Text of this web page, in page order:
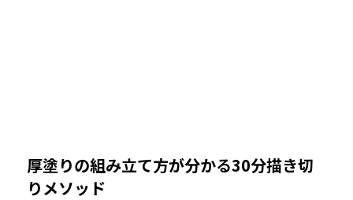
厚塗りの組み立て方が分かる30分描き切
りメソッド